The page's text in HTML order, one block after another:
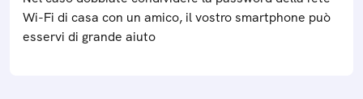
Wi-Fi di casa con un amico, il vostro smartphone può
esservi di grande aiuto